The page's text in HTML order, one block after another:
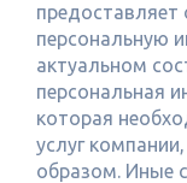
предоставляет
персональную
актуальном
персональная
которая
услуг
образом. Иные